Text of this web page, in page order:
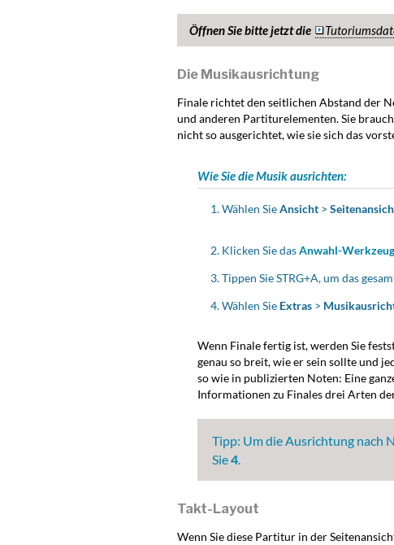
Öffnen Sie bitte jetzt die
Die Musikausrichtung
Finale richtet den seitlichen Abstand der
und anderen Partiturelementen. Sie
nicht so ausgerichtet, wie sie sich das
Wie Sie die Musik ausrichten:
Wählen SieAnsicht >
Klicken Sie dasAnwahl-Werkzeug
Tippen SieSTRG+A, um das
Wählen Sie Extras >
Wenn Finale fertig ist, werden Sie
genau so breit, wie er sein sollte und
so wie in publizierten Noten: Eine
Informationen zu Finales drei Arten
Tipp: Um die Ausrichtung nach
Sie4.
Takt-Layout
Wenn Sie diese Partitur in der